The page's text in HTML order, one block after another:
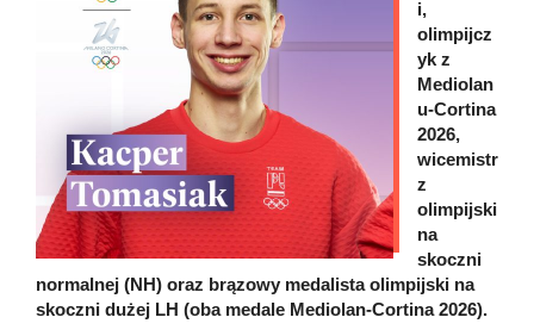
i,
olimpijcz
yk z
Mediolan
u-Cortina
2026,
wicemistr
z
olimpijski
na
skoczni
normalnej (NH) oraz brązowy medalista olimpijski na
skoczni dużej LH (oba medale Mediolan-Cortina 2026).